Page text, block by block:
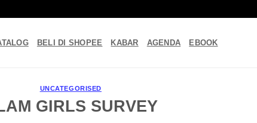
BELI DI SHOPEE KABAR AGENDA EBOOK
UNCATEGORISED
GIRLS SURVEY